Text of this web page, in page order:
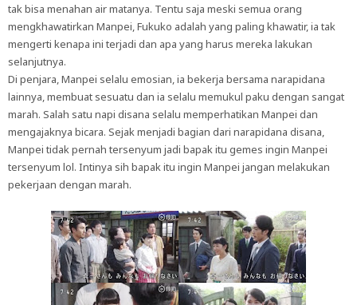
tak bisa menahan air matanya. Tentu saja meski semua orang
mengkhawatirkan Manpei, Fukuko adalah yang paling khawatir, ia tak
mengerti kenapa ini terjadi dan apa yang harus mereka lakukan
selanjutnya.
Di penjara, Manpei selalu emosian, ia bekerja bersama narapidana
lainnya, membuat sesuatu dan ia selalu memukul paku dengan sangat
marah. Salah satu napi disana selalu memperhatikan Manpei dan
mengajaknya bicara. Sejak menjadi bagian dari narapidana disana,
Manpei tidak pernah tersenyum jadi bapak itu gemes ingin Manpei
tersenyum lol. Intinya sih bapak itu ingin Manpei jangan melakukan
pekerjaan dengan marah.